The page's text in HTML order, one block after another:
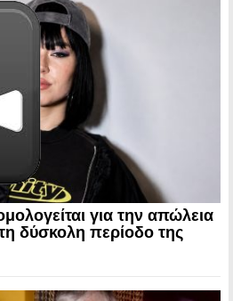
για την απώλεια
δύσκολη περίοδο της